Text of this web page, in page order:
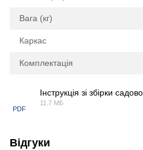
Вага (кг)
Каркас
Комплектація
PDF
Інструкція зі збірки
11.7 МБ
Відгуки